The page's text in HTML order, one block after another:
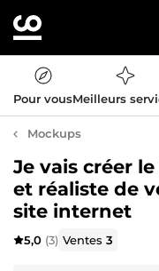
Pour vousMeilleurs
Mockups
Je vais créer
et réaliste de
site internet
5,0 (3) Ventes3